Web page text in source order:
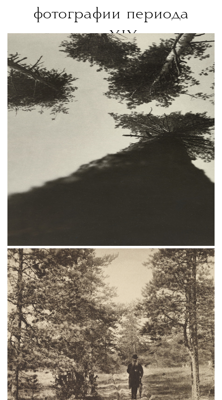
фотографии периода
с конца XIX века
до наших дней
Фотографии Евгения Вишнякова, Николая
Мещерина, Игоря Грабаря, Александра
Родченко и других — на выставке
«Природа фотографии» в Третьяковской
галерее.Проект создан при участии
победителей конкурса Huawei XMAGE.
В экспозицию вошли около 130 работ более
30 авторов — от конца XIX века до наших
дней. Выставка показывает, как фотография